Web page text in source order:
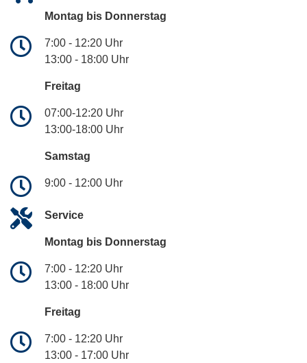
Montag bis Donnerstag
7:00 - 12:20 Uhr
13:00 - 18:00 Uhr
Freitag
07:00-12:20 Uhr
13:00-18:00 Uhr
Samstag
9:00 - 12:00 Uhr
Service
Montag bis Donnerstag
7:00 - 12:20 Uhr
13:00 - 18:00 Uhr
Freitag
7:00 - 12:20 Uhr
13:00 - 17:00 Uhr